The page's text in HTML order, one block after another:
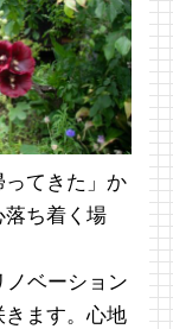
ってきた」か
落ち着く場
ノベーション
きます。心地